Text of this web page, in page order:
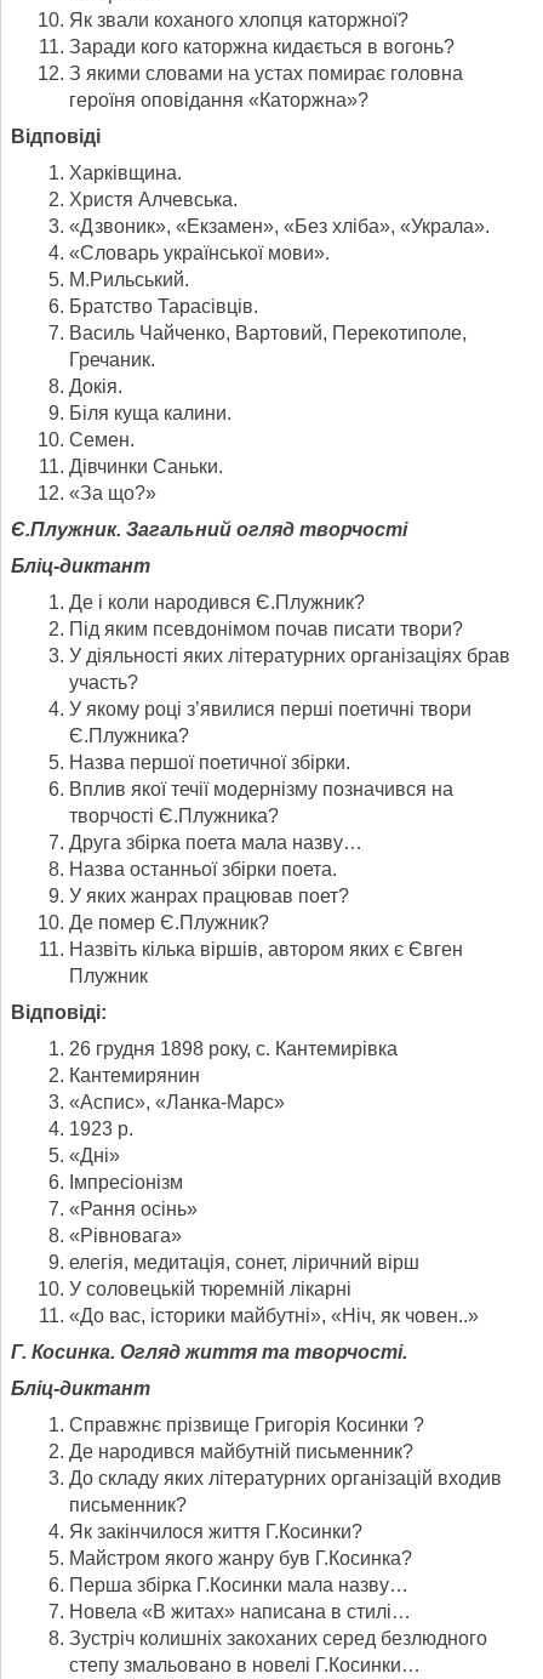
Як звали коханого хлопця каторжної?
Заради кого каторжна кидається в вогонь?
З якими словами на устах помирає головна
героїня оповідання «Каторжна»?
Відповіді
Харківщина.
Христя Алчевська.
«Дзвоник», «Екзамен», «Без хліба», «Украла».
«Словарь української мови».
М.Рильський.
Братство Тарасівців.
Василь Чайченко, Вартовий, Перекотиполе,
Гречаник.
Докія.
Біля куща калини.
Семен.
Дівчинки Саньки.
«За що?»
Є.Плужник. Загальний огляд творчості
Бліц-диктант
Де і коли народився Є.Плужник?
Під яким псевдонімом почав писати твори?
У діяльності яких літературних організаціях брав
участь?
У якому році з’явилися перші поетичні твори
Є.Плужника?
Назва першої поетичної збірки.
Вплив якої течії модернізму позначився на
творчості Є.Плужника?
Друга збірка поета мала назву…
Назва останньої збірки поета.
У яких жанрах працював поет?
Де помер Є.Плужник?
Назвіть кілька віршів, автором яких є Євген
Плужник
Відповіді:
26 грудня 1898 року, с. Кантемирівка
Кантемирянин
«Аспис», «Ланка-Марс»
1923 р.
«Дні»
Імпресіонізм
«Рання осінь»
«Рівновага»
елегія, медитація, сонет, ліричний вірш
У соловецькій тюремній лікарні
«До вас, історики майбутні», «Ніч, як човен..»
Г. Косинка. Огляд життя та творчості.
Бліц-диктант
Справжнє прізвище Григорія Косинки ?
Де народився майбутній письменник?
До складу яких літературних організацій входив
письменник?
Як закінчилося життя Г.Косинки?
Майстром якого жанру був Г.Косинка?
Перша збірка Г.Косинки мала назву…
Новела «В житах» написана в стилі…
Зустріч колишніх закоханих серед безлюдного
степу змальовано в новелі Г.Косинки…